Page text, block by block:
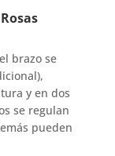
brazo se
y en dos
se regulan
pueden